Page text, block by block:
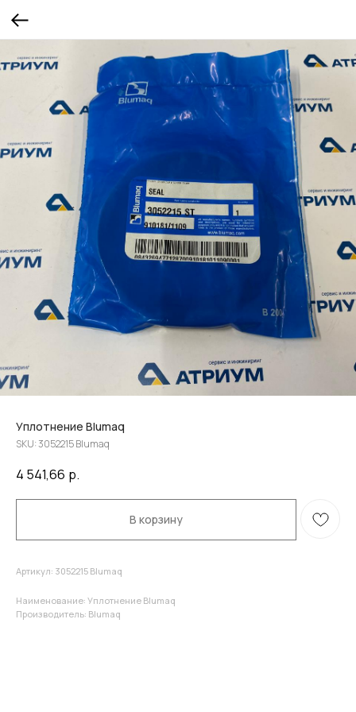
Уплотнение Blumaq
SKU:3052215 Blumaq
4 541,66 р.
В корзину
Артикул: 3052215 Blumaq
Наименование: Уплотнение Blumaq
Производитель: Blumaq